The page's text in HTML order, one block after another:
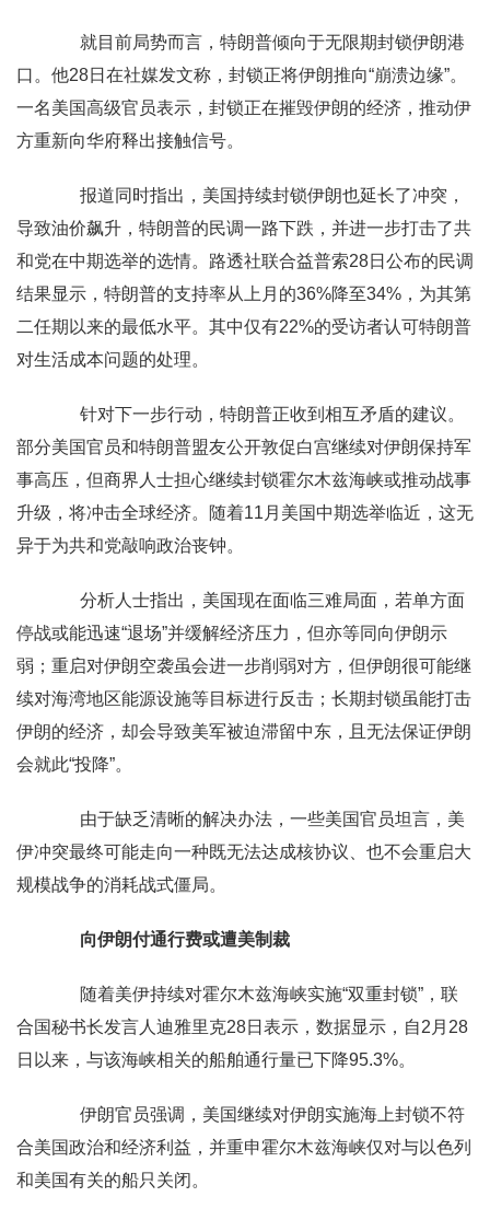
就目前局势而言，特朗普倾向于无限期封锁伊朗港
口。他28日在社媒发文称，封锁正将伊朗推向“崩溃边缘”。
一名美国高级官员表示，封锁正在摧毁伊朗的经济，推动伊
方重新向华府释出接触信号。
报道同时指出，美国持续封锁伊朗也延长了冲突，
导致油价飙升，特朗普的民调一路下跌，并进一步打击了共
和党在中期选举的选情。路透社联合益普索28日公布的民调
结果显示，特朗普的支持率从上月的36%降至34%，为其第
二任期以来的最低水平。其中仅有22%的受访者认可特朗普
对生活成本问题的处理。
针对下一步行动，特朗普正收到相互矛盾的建议。
部分美国官员和特朗普盟友公开敦促白宫继续对伊朗保持军
事高压，但商界人士担心继续封锁霍尔木兹海峡或推动战事
升级，将冲击全球经济。随着11月美国中期选举临近，这无
异于为共和党敲响政治丧钟。
分析人士指出，美国现在面临三难局面，若单方面
停战或能迅速“退场”并缓解经济压力，但亦等同向伊朗示
弱；重启对伊朗空袭虽会进一步削弱对方，但伊朗很可能继
续对海湾地区能源设施等目标进行反击；长期封锁虽能打击
伊朗的经济，却会导致美军被迫滞留中东，且无法保证伊朗
会就此“投降”。
由于缺乏清晰的解决办法，一些美国官员坦言，美
伊冲突最终可能走向一种既无法达成核协议、也不会重启大
规模战争的消耗战式僵局。
向伊朗付通行费或遭美制裁
随着美伊持续对霍尔木兹海峡实施“双重封锁”，联
合国秘书长发言人迪雅里克28日表示，数据显示，自2月28
日以来，与该海峡相关的船舶通行量已下降95.3%。
伊朗官员强调，美国继续对伊朗实施海上封锁不符
合美国政治和经济利益，并重申霍尔木兹海峡仅对与以色列
和美国有关的船只关闭。